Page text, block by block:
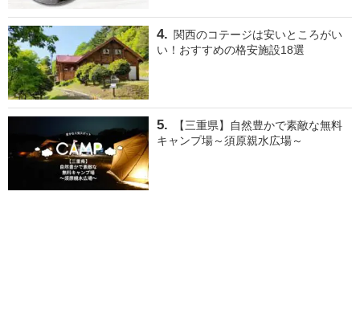
関西のコテージは安いところがい
い！おすすめの格安施設18選
【三重県】自然豊かで素敵な無料
キャンプ場～須原親水広場～